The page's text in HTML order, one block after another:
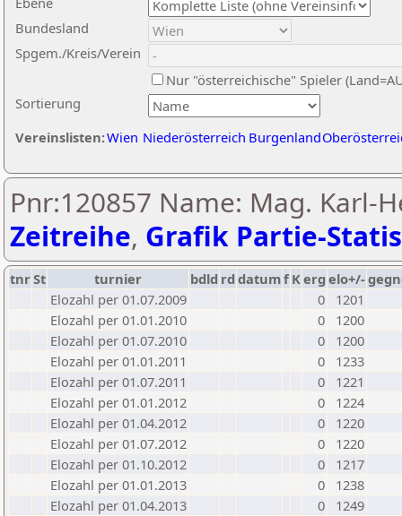
Sortierung
Bundesland
Spgem./Kreis/Verein
Nur "österreichische" Spieler
Vereinslisten:Wien Niederösterreich Burgenland
Pnr:120857 Name: Mag. Karl-
Zeitreihe, Grafik Partie-
tnrSt turnier bdld rd datumf Kerg elo+/-
Elozahl per 01.07.2009
0
1201
Elozahl per 01.01.2010
0
1200
Elozahl per 01.07.2010
0
1200
Elozahl per 01.01.2011
0
1233
Elozahl per 01.07.2011
0
1221
Elozahl per 01.01.2012
0
1224
Elozahl per 01.04.2012
0
1220
Elozahl per 01.07.2012
0
1220
Elozahl per 01.10.2012
0
1217
Elozahl per 01.01.2013
0
1238
Elozahl per 01.04.2013
0
1249